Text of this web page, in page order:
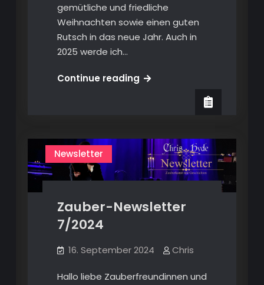
gemütliche und friedliche
Weihnachten sowie einen guten
Rutsch in das neue Jahr. Auch in
2025 werde ich…
Continue readingZauber-
Newsletter
Zauber-Newsletter
7/2024
16. September 2024 Chris
Hallo liebe Zauberfreundinnen und